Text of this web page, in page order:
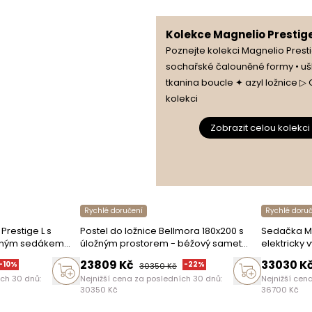
volně v prostoru
hlavy
Kolekce Magnelio
Poznejte kolekci Magnelio
sochařské čalouněné formy •
tkanina boucle ✦ azyl ložnice ▷
kolekci
Zobrazit celou kolekci
L s
sedákem
boucle
-10%
30 dnů:
Rychlé doručení
Postel do ložnice Bellmora 180x200 s
úložným prostorem - béžový samet
23809 Kč 30350Kč -22%
Nejnižší cena za posledních 30 dnů:
30350 Kč
Rychlé
Sedačka
elektricky
33030
Nejnižší
36700 Kč